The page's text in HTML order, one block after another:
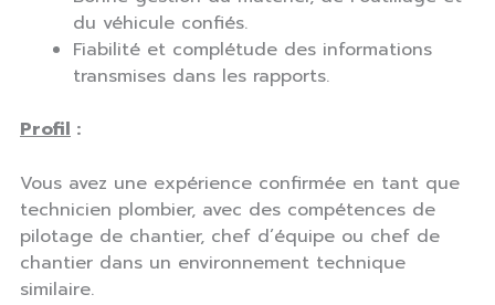
du véhicule confiés.
Fiabilité et complétude des informations
transmises dans les rapports.
Profil :
Vous avez une expérience confirmée en tant que
technicien plombier, avec des compétences de
pilotage de chantier, chef d’équipe ou chef de
chantier dans un environnement technique
similaire.